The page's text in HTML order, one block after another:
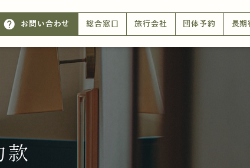
help お問い合わせ 総合窓口 旅行会社 団体予約 長期
款